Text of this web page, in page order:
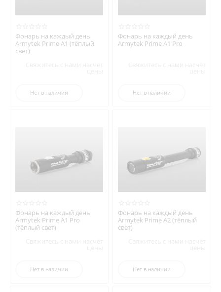
Фонарь на каждый день
Armytek Prime A1 (тёплый
свет)
Нет в наличии
Фонарь на каждый день
Armytek Prime A1 Pro
Нет в наличии
Фонарь на каждый день
Armytek Prime A1 Pro
(тёплый свет)
Нет в наличии
Фонарь на каждый день
Armytek Prime A2 (тёплый
свет)
Нет в наличии